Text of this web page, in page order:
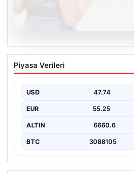
Kelebek sohbet
İletişimin Sertifikalı Adresi
İnternet çağında insanların seviyeli
olarak…
Piyasa Verileri
USD 47.74
EUR 55.25
ALTIN 6660.6
BTC 3088105